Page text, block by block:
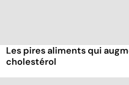
Les pires aliments qui
cholestérol